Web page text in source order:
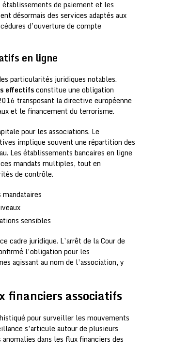
de paiement et les
désormais des services adaptés aux
d’ouverture de compte
en ligne
particularités juridiques notables.
effectifsconstitue une obligation
transposant la directive européenne
et le financement du terrorisme.
pour les associations. Le
implique souvent une répartition des
Les établissements bancaires en ligne
mandats multiples, tout en
de contrôle.
sensibles
cadre juridique. L’arrêt de la Cour de
l’obligation pour les
agissant au nom de l’association, y
financiers associatifs
pour surveiller les mouvements
s’articule autour de plusieurs
dans les flux financiers des